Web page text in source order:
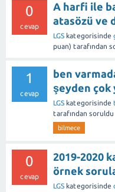
0
cevap
A harfi ile
atasözü ve
LGS kategorisinde
puan) tarafından
1
cevap
ben
şeyden çok
LGS kategorisinde
tarafından soruldu
bilmece
0
cevap
2019-2020
örnek
LGS kategorisinde